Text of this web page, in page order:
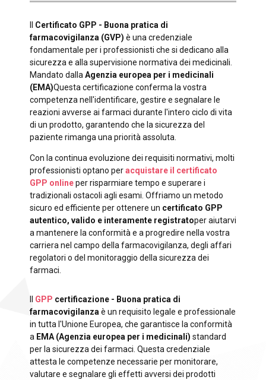
Certificato GPP - Buona pratica di
farmacovigilanza (GVP) è una credenziale
fondamentale per i professionisti che si dedicano alla
sicurezza e alla supervisione normativa dei medicinali.
Mandato dalla Agenzia europea per i medicinali
(EMA)Questa certificazione conferma la vostra
competenza nell'identificare, gestire e segnalare le
reazioni avverse ai farmaci durante l'intero ciclo di vita
di un prodotto, garantendo che la sicurezza del
paziente rimanga una priorità assoluta.
Con la continua evoluzione dei requisiti normativi, molti
professionisti optano peracquistare il certificato
GPP onlineper risparmiare tempo e superare i
tradizionali ostacoli agli esami. Offriamo un metodo
sicuro ed efficiente per ottenere un certificato GPP
autentico, valido e interamente registratoper aiutarvi
a mantenere la conformità e a progredire nella vostra
carriera nel campo della farmacovigilanza, degli affari
regolatori o del monitoraggio della sicurezza dei
farmaci.
GPP certificazione - Buona pratica di
farmacovigilanza è un requisito legale e professionale
in tutta l'Unione Europea, che garantisce la conformità
a EMA (Agenzia europea per i medicinali) standard
per la sicurezza dei farmaci. Questa credenziale
attesta le competenze necessarie per monitorare,
valutare e segnalare gli effetti avversi dei prodotti